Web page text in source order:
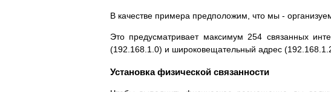
В качестве примера предположим, что мы -
Это предусматривает максимум 254 связанных
(192.168.1.0) и широковещательный адрес
Установка физической связанности